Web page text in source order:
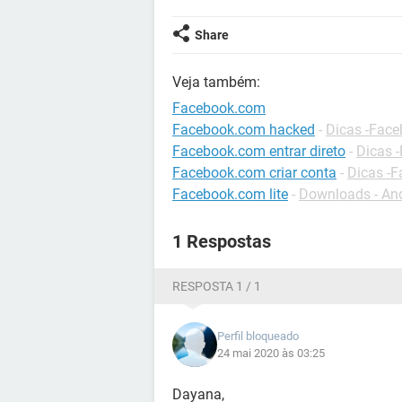
Share
Veja também:
Facebook.com
Facebook.com hacked - Dicas -
Facebook.com entrar direto - Dicas
Facebook.com criar conta - Dicas -
Facebook.com lite - Downloads -
1 Respostas
RESPOSTA 1 / 1
Perfil bloqueado
24 mai 2020 às 03:25
Dayana,